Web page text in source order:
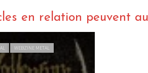
en relation peuvent
WEBZINE METAL